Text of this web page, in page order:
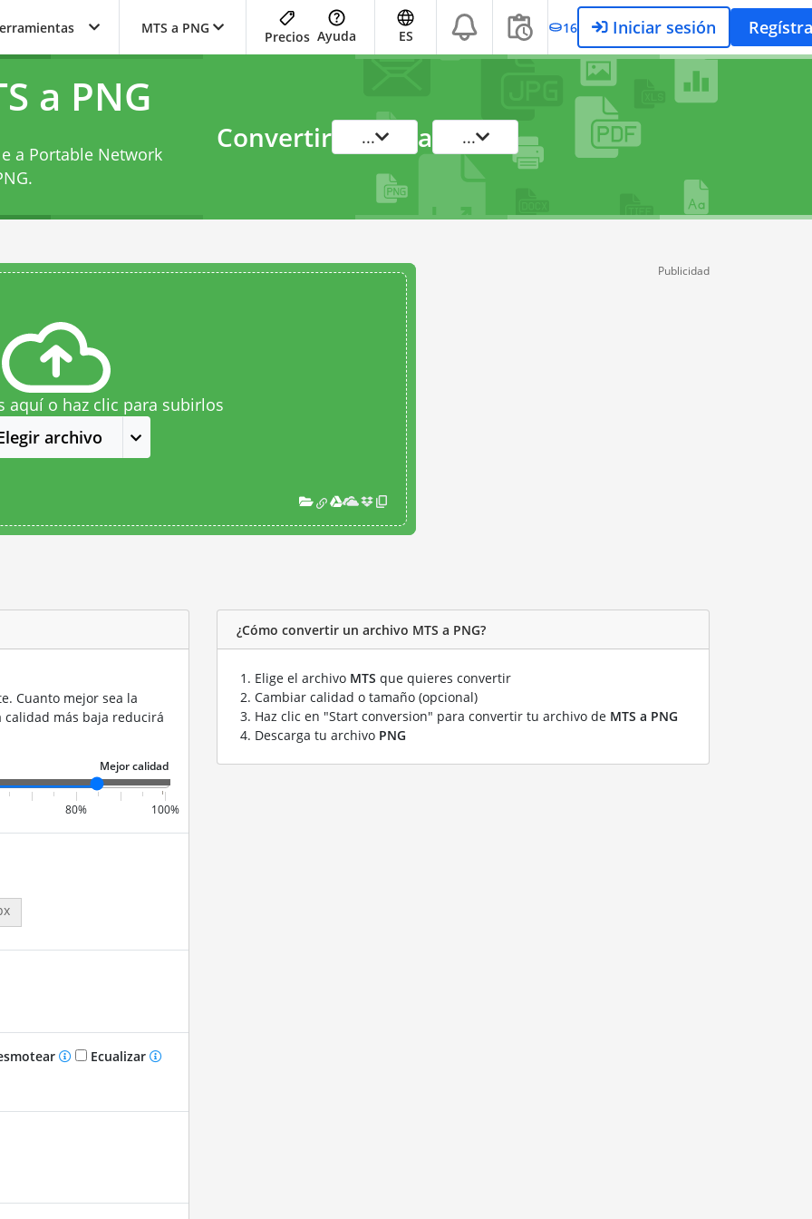
MTS a PNG
Precios Ayuda ES 16 Iniciar sesión
a PNG
a Portable Network
.
Convertir ... a ...
aquí o haz clic para subirlos
archivo
Publicidad
Cuanto mejor sea la
calidad más baja reducirá
80% 100%
Ecualizar
¿Cómo convertir un archivo MTS a PNG?
Elige el archivo MTS que quieres convertir
Cambiar calidad o tamaño (opcional)
Haz clic en "Start conversion" para convertir tu archivo de MTS a PNG
Descarga tu archivo PNG